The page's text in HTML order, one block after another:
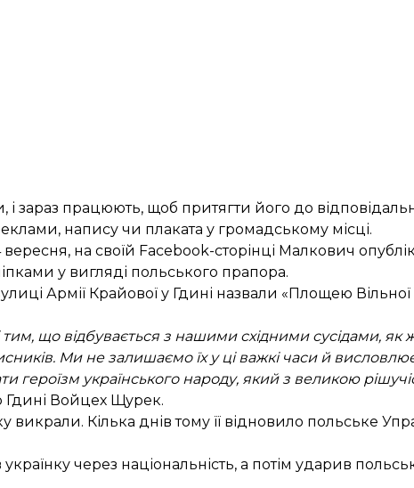
і зараз працюють, щоб притягти його до
напису чи плаката у громадському місці.
на своїй Facebook-сторінці Малкович
у вигляді польського прапора.
Армії Крайової у Гдині назвали «Площею
що відбувається з нашими східними сусідами, як
Ми не залишаємо їх у ці важкі часи й
героїзм українського народу, який з великою
Гдині Войцех Щурек.
викрали. Кілька днів тому її відновило польське
через національність, а потім ударив